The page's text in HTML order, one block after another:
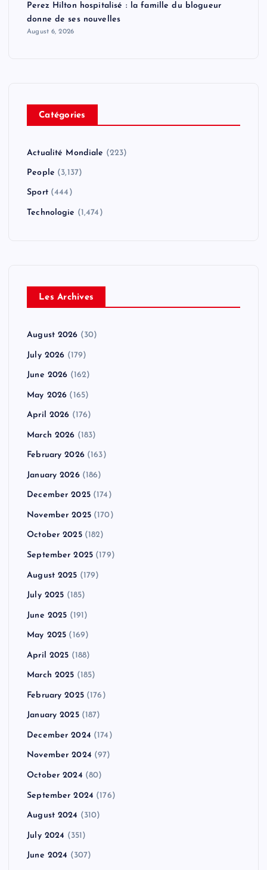
Perez Hilton hospitalisé : la famille du blogueur
donne de ses nouvelles
August 6, 2026
Catégories
Actualité Mondiale (223)
People (3,137)
Sport(444)
Technologie (1,474)
Les Archives
August 2026 (30)
July 2026 (179)
June 2026 (162)
May 2026 (165)
April 2026 (176)
March 2026 (183)
February 2026(163)
January 2026(186)
December 2025(174)
November 2025(170)
October 2025(182)
September 2025 (179)
August 2025 (179)
July 2025 (185)
June 2025 (191)
May 2025 (169)
April 2025 (188)
March 2025 (185)
February 2025(176)
January 2025(187)
December 2024 (174)
November 2024 (97)
October 2024 (80)
September 2024 (176)
August 2024 (310)
July 2024 (351)
June 2024 (307)